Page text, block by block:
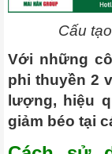
Cấu
Với những
phi thuyền 2
lượng, hiệu
giảm béo tại